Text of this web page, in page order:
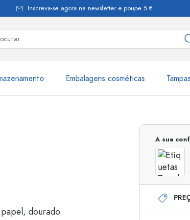
Inscreva-se agora na newsletter e poupe 5 €
Embalagens cosméticas
Frascos de pulverização
Dispensadores
Frascos com roll-on
A sua